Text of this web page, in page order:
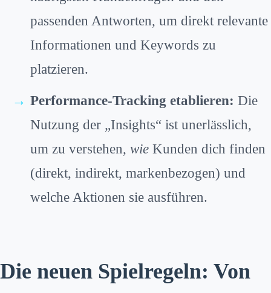
passenden Antworten, um direkt relevante
Informationen und Keywords zu
platzieren.
Performance-Tracking etablieren: Die
Nutzung der „Insights“ ist unerlässlich,
um zu verstehen, wie Kunden dich finden
(direkt, indirekt, markenbezogen) und
welche Aktionen sie ausführen.
Die neuen Spielregeln: Von